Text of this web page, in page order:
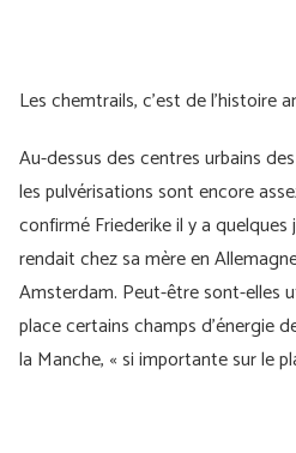
Les chemtrails, c'est de l'histoire
Au-dessus des centres urbains
les pulvérisations sont encore
confirmé Friederike il y a quelques
rendait chez sa mère en
Amsterdam. Peut-être sont-elles
place certains champs d’énergie
la Manche, « si importante sur le